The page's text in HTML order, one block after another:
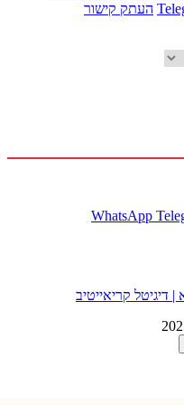
העתק קישור
WhatsApp
קריאייטיב